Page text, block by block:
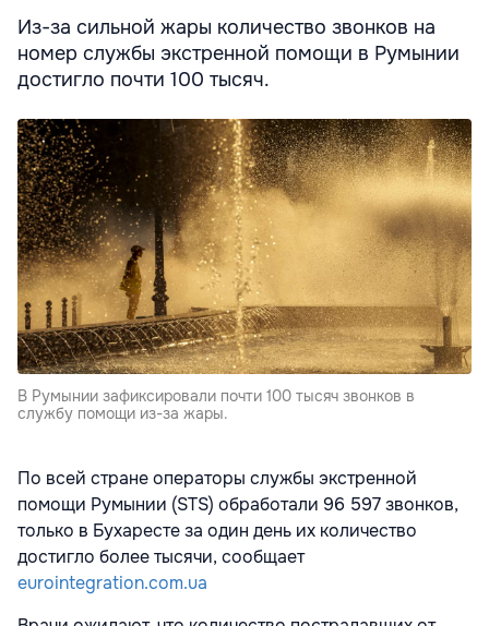
Из-за сильной жары количество звонков на
номер службы экстренной помощи в Румынии
достигло почти 100 тысяч.
В Румынии зафиксировали почти 100 тысяч звонков в
службу помощи из-за жары.
По всей стране операторы службы экстренной
помощи Румынии (STS) обработали 96 597 звонков,
только в Бухаресте за один день их количество
достигло более тысячи, сообщает
eurointegration.com.ua